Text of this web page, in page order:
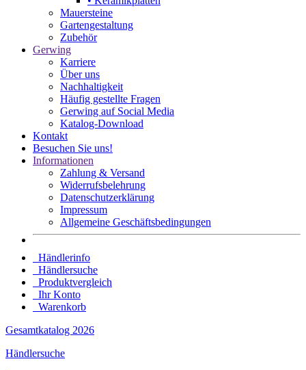
Mauersteine
Gartengestaltung
Zubehör
Gerwing
Karriere
Über uns
Nachhaltigkeit
Häufig gestellte Fragen
Gerwing auf Social Media
Katalog-Download
Kontakt
Besuchen Sie uns!
Informationen
Zahlung & Versand
Widerrufsbelehrung
Datenschutz­erklärung
Impressum
Allgemeine Geschäftsbedingungen
Händlerinfo
Händlersuche
Produktvergleich
Ihr Konto
Warenkorb
Gesamtkatalog 2026
Händlersuche